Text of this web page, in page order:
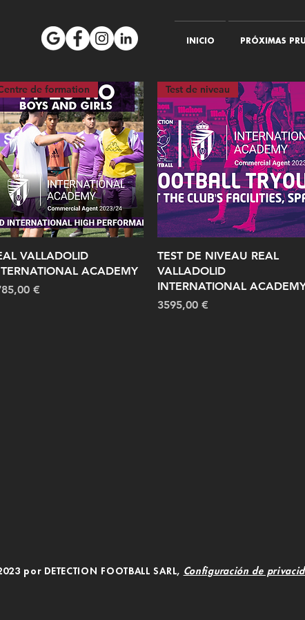
INICIO PRÓXIMAS
Vista rápida
de formation
VALLADOLID
ACADEMY
€
Vista rápida
Test de niveau
TEST DE NIVEAU REAL
VALLADOLID
INTERNATIONAL
Precio
3595,00 €
por DETECTION FOOTBALL SARL, Configuración de